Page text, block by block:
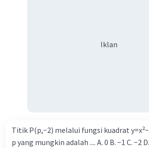
9n=247
Iklan
Titik P(p,−2) melalui fungsi kuadrat
p yang mungkin adalah .... A. 0 B. −1 C. −2